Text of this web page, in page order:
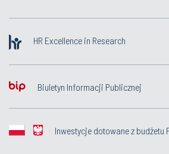
HR Excellence in Research
Biuletyn Informacji Publicznej
Inwestycje dotowane z budżetu